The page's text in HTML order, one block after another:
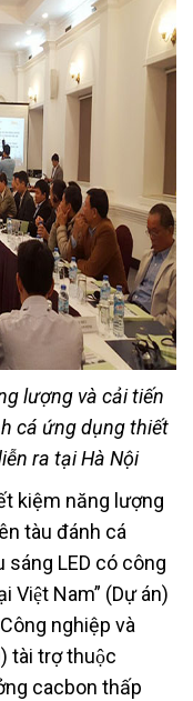
lượng và cải tiến
cá ứng dụng thiết
ra tại Hà Nội
kiệm năng lượng
tàu đánh cá
LED có công
Việt Nam” (Dự án)
nghiệp và
tài trợ thuộc
cacbon thấp